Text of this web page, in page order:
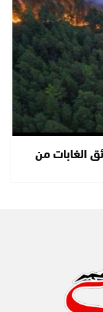
الغابات من